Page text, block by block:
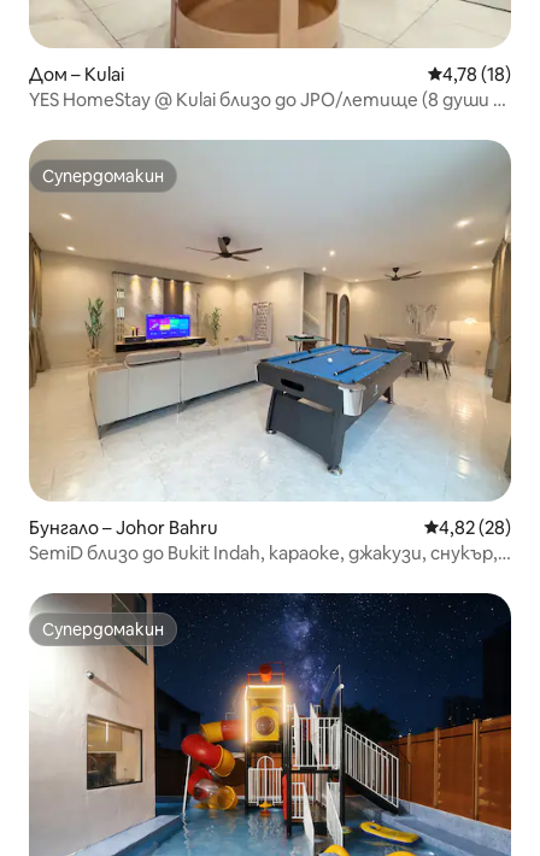
Дом – Kulai Средна
4,78 (18)
YES HomeStay @ Kulai близо до JPO/летище (8 души -
Супердомакин
Супердомакин
Бунгало – Johor Bahru Средна
4,82 (28)
SemiD близо до Bukit Indah, караоке, джакузи, снукър,
Супердомакин
Супердомакин